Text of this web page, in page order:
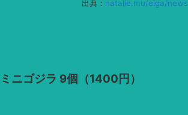
出典： natalie.mu/eiga/news
ミニゴジラ 9個（1400円）